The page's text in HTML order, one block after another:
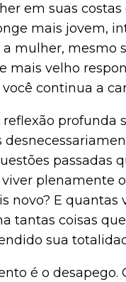
em suas
mais jovem,
mulher, mesmo
velho
continua a
profunda
passadas
plenamente
novo? E quantas
tantas coisas
sua
é o desapego.